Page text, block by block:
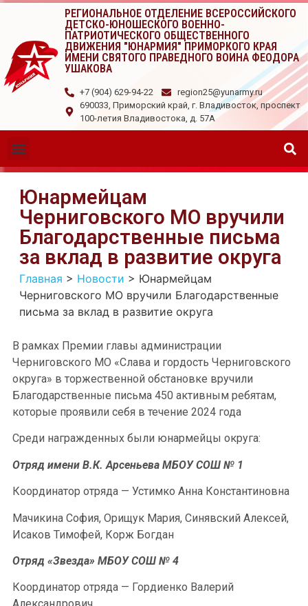
РЕГИОНАЛЬНОЕ ОТДЕЛЕНИЕ ВСЕРОССИЙСКОГО
ДЕТСКО-ЮНОШЕСКОГО ВОЕННО-
ПАТРИОТИЧЕСКОГО ОБЩЕСТВЕННОГО
ДВИЖЕНИЯ "ЮНАРМИЯ" ПРИМОРКОГО КРАЯ
ИМЕНИ СВЯТОГО ПРАВЕДНОГО ВОИНА ФЕОДОРА
УШАКОВА
+7 (904) 629-94-22
region25@yunarmy.ru
690033, Приморский край, г. Владивосток, проспект
100-летия Владивостока, д. 57А
Юнармейцам
Черниговского МО вручили
Благодарственные письма
за вклад в развитие округа
Главная > Новости > Юнармейцам
Черниговского МО вручили Благодарственные
письма за вклад в развитие округа
В рамках Премии главы администрации
Черниговского МО «Слава и гордость Черниговского
округа» в торжественной обстановке вручили
Благодарственные письма 450 активным ребятам,
которые проявили себя в течение 2024 года
Среди награжденных были юнармейцы округа:
Отряд имени В.К. Арсеньева МБОУ СОШ № 1
Координатор отряда — Устимко Анна Константиновна
Мачикина София, Орищук Мария, Синявский Алексей,
Исаков Тимофей, Корж Богдан
Отряд «Звезда» МБОУ СОШ № 4
Координатор отряда — Гордиенко Валерий